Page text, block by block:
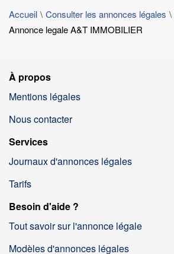
Accueil Consulter les annonces légales
Annonce legale A&T IMMOBILIER
À propos
Mentions légales
Nous contacter
Services
Journaux d'annonces légales
Tarifs
Besoin d'aide ?
Tout savoir sur l'annonce légale
Modèles d'annonces légales